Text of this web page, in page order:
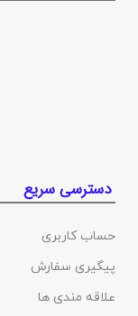
دسترسی سریع
حساب کاربری
پیگیری سفارش
علاقه مندی ها